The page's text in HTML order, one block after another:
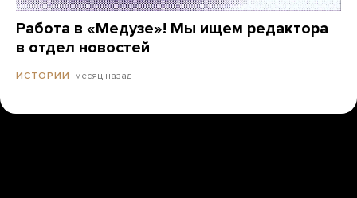
Работа в «Медузе»! Мы ищем редактора
в отдел новостей
ИСТОРИИ месяц назад